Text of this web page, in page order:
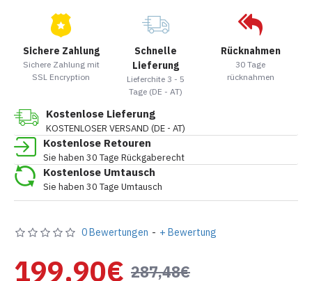
Sichere Zahlung
Sichere Zahlung mit
SSL Encryption
Schnelle
Lieferung
Lieferchite 3 - 5
Tage (DE - AT)
Rücknahmen
30 Tage
rücknahmen
Kostenlose Lieferung
KOSTENLOSER VERSAND (DE - AT)
Kostenlose Retouren
Sie haben 30 Tage Rückgaberecht
Kostenlose Umtausch
Sie haben 30 Tage Umtausch
0 Bewertungen - + Bewertung
199,90€ 287,48€